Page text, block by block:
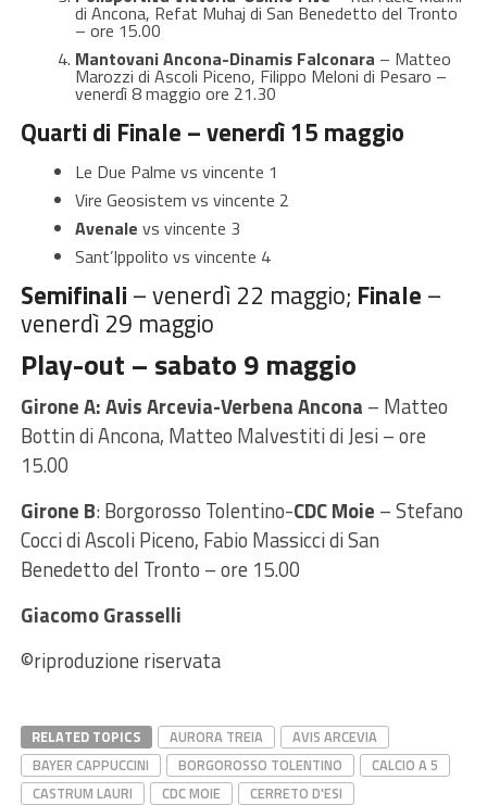
di Ancona, Refat Muhaj di San Benedetto del Tronto
– ore 15.00
Mantovani Ancona-Dinamis Falconara – Matteo
Marozzi di Ascoli Piceno, Filippo Meloni di Pesaro –
venerdì 8 maggio ore 21.30
Quarti di Finale – venerdì 15 maggio
Le Due Palme vs vincente 1
Vire Geosistem vs vincente 2
Avenale vs vincente 3
Sant’Ippolito vs vincente 4
Semifinali – venerdì 22 maggio; Finale –
venerdì 29 maggio
Play-out – sabato 9 maggio
Girone A:Avis Arcevia-Verbena Ancona – Matteo
Bottin di Ancona, Matteo Malvestiti di Jesi – ore
15.00
Girone B: Borgorosso Tolentino-CDC Moie – Stefano
Cocci di Ascoli Piceno, Fabio Massicci di San
Benedetto del Tronto – ore 15.00
Giacomo Grasselli
©riproduzione riservata
RELATED TOPICS AURORA TREIA
AVIS ARCEVIA
BAYER CAPPUCCINI
BORGOROSSO TOLENTINO
CALCIO A 5
CASTRUM LAURI
CDC MOIE
CERRETO D'ESI